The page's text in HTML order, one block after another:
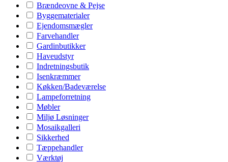
Brændeovne & Pejse
Byggematerialer
Ejendomsmægler
Farvehandler
Gardinbutikker
Haveudstyr
Indretningsbutik
Isenkræmmer
Køkken/Badeværelse
Lampeforretning
Møbler
Miljø Løsninger
Mosaikgalleri
Sikkerhed
Tæppehandler
Værktøj